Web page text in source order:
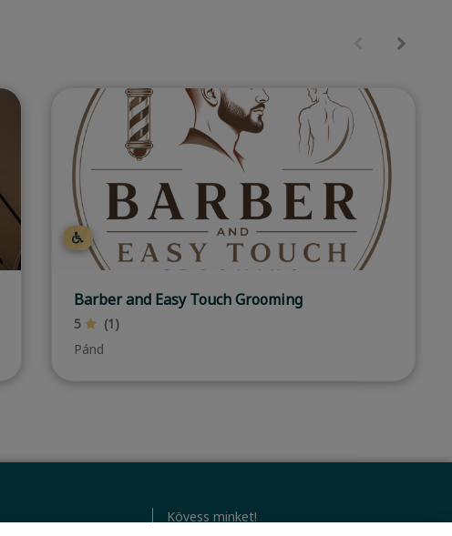
Loreal Express Hajsúdiò
0
(0)
Budapest, XIV. kerület
Kövess minket!